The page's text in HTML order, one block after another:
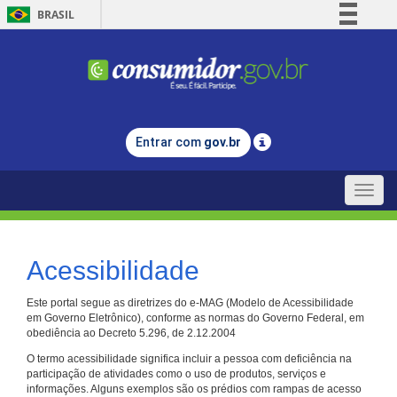
BRASIL
Comunica BR
Legislação
Entrar com gov.br
Toggle
Acessibilidade
Este portal segue as diretrizes do e-MAG (Modelo de Acessibilidade
em Governo Eletrônico), conforme as normas do Governo Federal, em
obediência ao Decreto 5.296, de 2.12.2004
O termo acessibilidade significa incluir a pessoa com deficiência na
participação de atividades como o uso de produtos, serviços e
informações. Alguns exemplos são os prédios com rampas de acesso